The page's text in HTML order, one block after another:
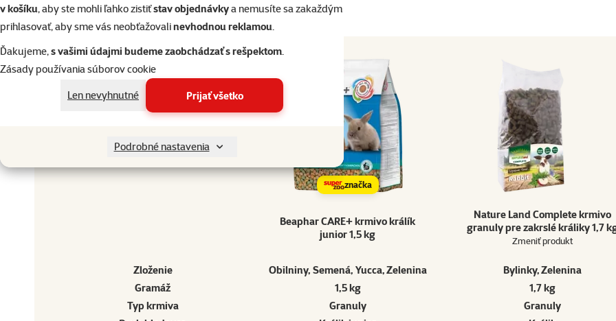
v košíku, aby ste mohli ľahko zistiťstav objednávkya nemusíte sa zakaždým
prihlasovať, aby sme vás neobťažovalinevhodnou reklamou.
Ďakujeme,s vašimi údajmi budeme zaobchádzať s rešpektom.
Zásady používania súborov cookie
Len nevyhnutné
Prijať všetko
Podrobné nastavenia
Katalógové číslo
245-18407
EAN
8711231184071
Doprajte vášmu miláčikovi to najlepšie
Vyberte si kvalitu od Super zoo
značka
Beaphar CARE+ krmivo králík
junior 1,5 kg
Nature Land Complete krmivo
granuly pre zakrslé králiky 1,7
Zmeniť produkt
Zloženie Obilniny, Semená, Yucca, Zelenina
Bylinky, Zelenina
Gramáž
1,5 kg
1,7 kg
Typ krmiva
Granuly
Granuly